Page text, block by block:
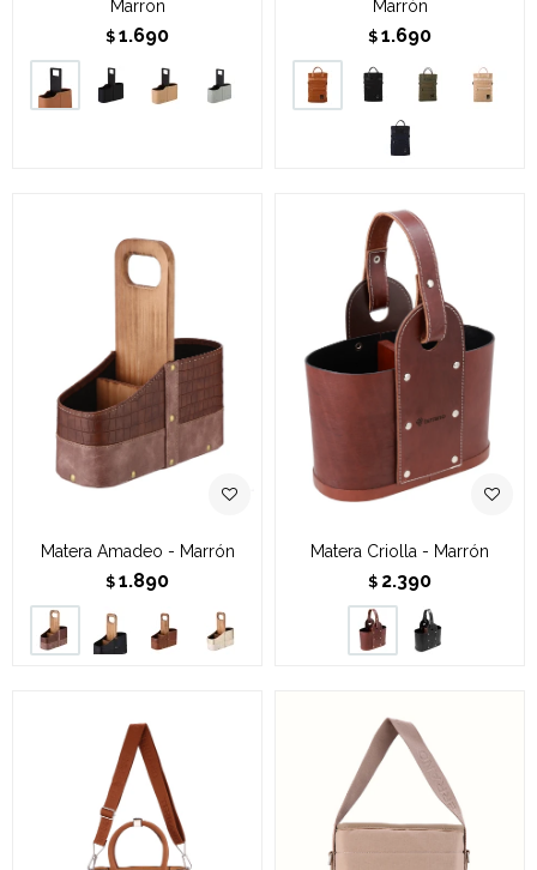
Marron
$ 1.690
Marrón
$ 1.690
Matera Amadeo - Marrón
$ 1.890
Matera Criolla - Marrón
$ 2.390